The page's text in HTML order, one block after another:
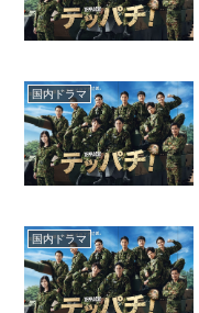
国内ドラマ
国内ドラマ